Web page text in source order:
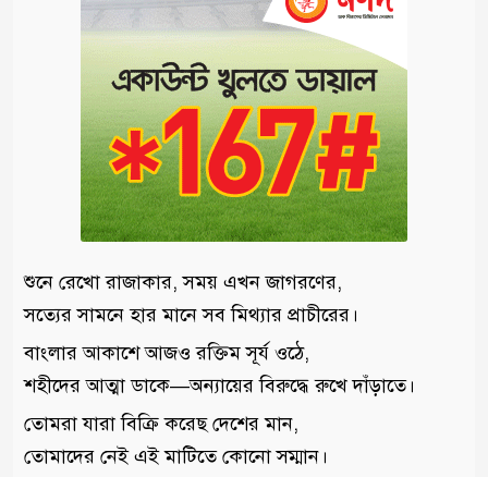
শুনে রেখো রাজাকার, সময় এখন জাগরণের,
সত্যের সামনে হার মানে সব মিথ্যার প্রাচীরের।
বাংলার আকাশে আজও রক্তিম সূর্য ওঠে,
শহীদের আত্মা ডাকে—অন্যায়ের বিরুদ্ধে রুখে দাঁড়াতে।
তোমরা যারা বিক্রি করেছ দেশের মান,
তোমাদের নেই এই মাটিতে কোনো সম্মান।